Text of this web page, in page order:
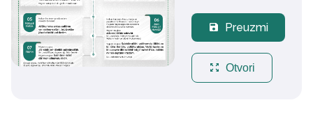
save Preuzmi
zoom_out_map Otvori